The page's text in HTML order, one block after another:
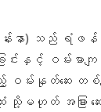
န်းနာ) သည် ရံဖန်
ြင်းနှင့် ဝမ်းမာ
ဝမ်းနုတ်ဆေးတစ်
သို့မဟုတ် အခြား